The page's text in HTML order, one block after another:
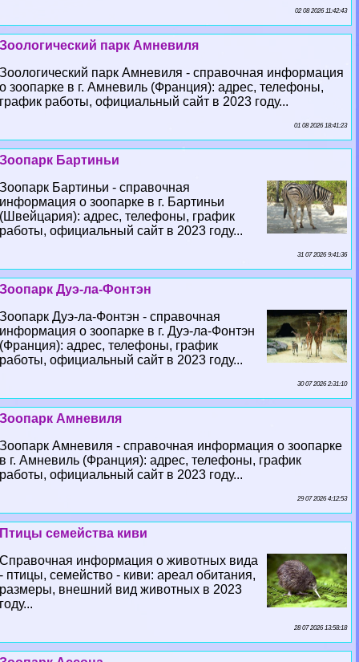
02 08 2026 11:42:43
Зоологический парк Амневиля
Зоологический парк Амневиля - справочная информация
о зоопарке в г. Амневиль (Франция): адрес, телефоны,
график работы, официальный сайт в 2023 году...
01 08 2026 18:41:23
Зоопарк Бартиньи
Зоопарк Бартиньи - справочная
информация о зоопарке в г. Бартиньи
(Швейцария): адрес, телефоны, график
работы, официальный сайт в 2023 году...
31 07 2026 9:41:36
Зоопарк Дуэ-ла-Фонтэн
Зоопарк Дуэ-ла-Фонтэн - справочная
информация о зоопарке в г. Дуэ-ла-Фонтэн
(Франция): адрес, телефоны, график
работы, официальный сайт в 2023 году...
30 07 2026 2:31:10
Зоопарк Амневиля
Зоопарк Амневиля - справочная информация о зоопарке
в г. Амневиль (Франция): адрес, телефоны, график
работы, официальный сайт в 2023 году...
29 07 2026 4:12:53
Птицы семейства киви
Справочная информация о животных вида
- птицы, семейство - киви: ареал обитания,
размеры, внешний вид животных в 2023
году...
28 07 2026 13:58:18